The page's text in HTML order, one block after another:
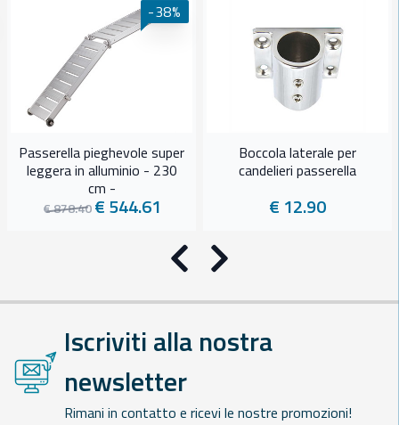
Passerella pieghevole super
leggera in alluminio - 230
cm -
€ 878.40 € 544.61
-38%
Boccola laterale per
candelieri passerella
€ 12.90
Precedente
Successivo
Iscriviti alla nostra
newsletter
Rimani in contatto e ricevi le nostre promozioni!